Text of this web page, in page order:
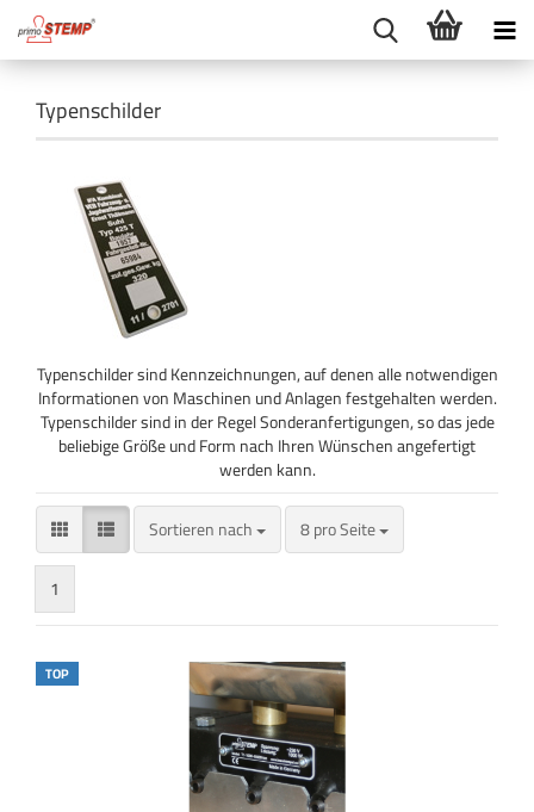
Typenschilder
Typenschilder sind Kennzeichnungen, auf denen alle notwendigen
Informationen von Maschinen und Anlagen festgehalten werden.
Typenschilder sind in der Regel Sonderanfertigungen, so das jede
beliebige Größe und Form nach Ihren Wünschen angefertigt
werden kann.
Sortieren nach
Sortieren nach 8 pro Seite
pro Seite
1
TOP